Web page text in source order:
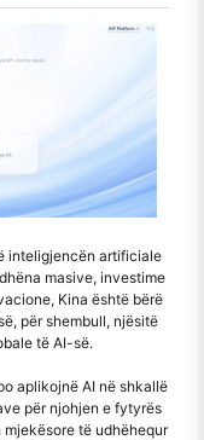
inteligjencën artificiale
masive, investime
Kina është bërë
për shembull, njësitë
të AI-së.
aplikojnë AI në shkallë
për njohjen e fytyrës
të udhëhequr